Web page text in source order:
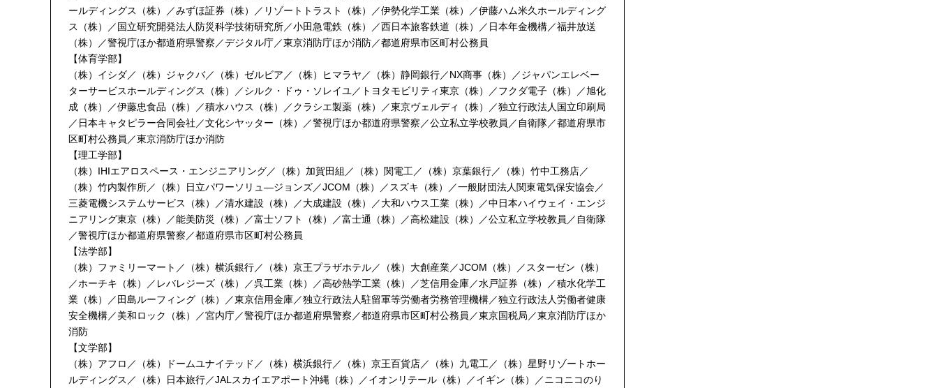
ールディングス（株）／みずほ証券（株）／リゾートトラスト（株）／伊勢化学工業（株）／伊藤ハム米久ホールディング
ス（株）／国立研究開発法人防災科学技術研究所／小田急電鉄（株）／西日本旅客鉄道（株）／日本年金機構／福井放送
（株）／警視庁ほか都道府県警察／デジタル庁／東京消防庁ほか消防／都道府県市区町村公務員
【体育学部】
（株）イシダ／（株）ジャクバ／（株）ゼルビア／（株）ヒマラヤ／（株）静岡銀行／NX商事（株）／ジャパンエレベー
ターサービスホールディングス（株）／シルク・ドゥ・ソレイユ／トヨタモビリティ東京（株）／フクダ電子（株）／旭化
成（株）／伊藤忠食品（株）／積水ハウス（株）／クラシエ製薬（株）／東京ヴェルディ（株）／独立行政法人国立印刷局
／日本キャタピラー合同会社／文化シヤッター（株）／警視庁ほか都道府県警察／公立私立学校教員／自衛隊／都道府県市
区町村公務員／東京消防庁ほか消防
【理工学部】
（株）IHIエアロスペース・エンジニアリング／（株）加賀田組／（株）関電工／（株）京葉銀行／（株）竹中工務店／
（株）竹内製作所／（株）日立パワーソリュ―ジョンズ／JCOM（株）／スズキ（株）／一般財団法人関東電気保安協会／
三菱電機システムサービス（株）／清水建設（株）／大成建設（株）／大和ハウス工業（株）／中日本ハイウェイ・エンジ
ニアリング東京（株）／能美防災（株）／富士ソフト（株）／富士通（株）／高松建設（株）／公立私立学校教員／自衛隊
／警視庁ほか都道府県警察／都道府県市区町村公務員
【法学部】
（株）ファミリーマート／（株）横浜銀行／（株）京王プラザホテル／（株）大創産業／JCOM（株）／スターゼン（株）
／ホーチキ（株）／レバレジーズ（株）／呉工業（株）／高砂熱学工業（株）／芝信用金庫／水戸証券（株）／積水化学工
業（株）／田島ルーフィング（株）／東京信用金庫／独立行政法人駐留軍等労働者労務管理機構／独立行政法人労働者健康
安全機構／美和ロック（株）／宮内庁／警視庁ほか都道府県警察／都道府県市区町村公務員／東京国税局／東京消防庁ほか
消防
【文学部】
（株）アフロ／（株）ドームユナイテッド／（株）横浜銀行／（株）京王百貨店／（株）九電工／（株）星野リゾートホー
ルディングス／（株）日本旅行／JALスカイエアポート沖縄（株）／イオンリテール（株）／イギン（株）／ニコニコのり